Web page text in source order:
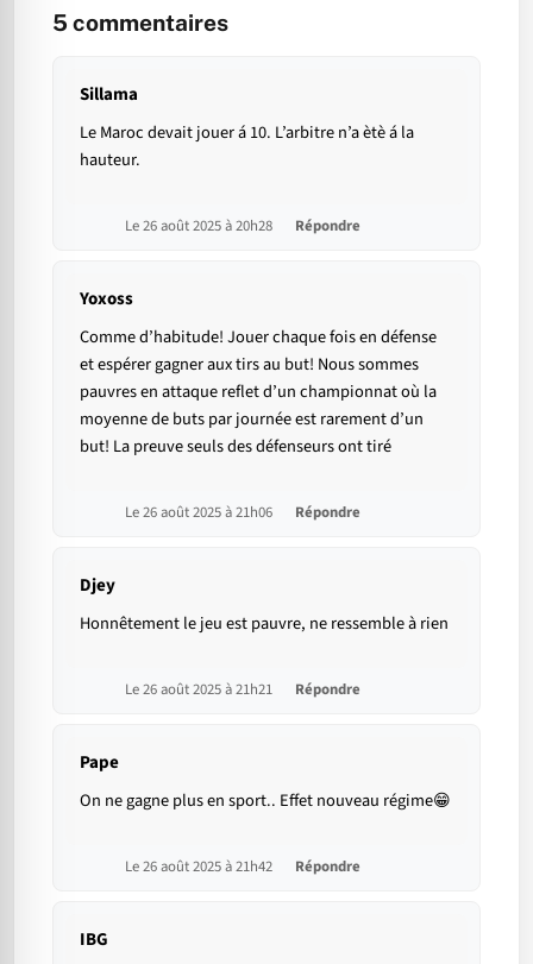
5 commentaires
Sillama
Le Maroc devait jouer á 10. L’arbitre n’a ètè á la
hauteur.
Le 26 août 2025 à 20h28 Répondre
Yoxoss
Comme d’habitude! Jouer chaque fois en défense
et espérer gagner aux tirs au but! Nous sommes
pauvres en attaque reflet d’un championnat où la
moyenne de buts par journée est rarement d’un
but! La preuve seuls des défenseurs ont tiré
Le 26 août 2025 à 21h06 Répondre
Djey
Honnêtement le jeu est pauvre, ne ressemble à rien
Le 26 août 2025 à 21h21 Répondre
Pape
On ne gagne plus en sport.. Effet nouveau régime😁
Le 26 août 2025 à 21h42 Répondre
IBG